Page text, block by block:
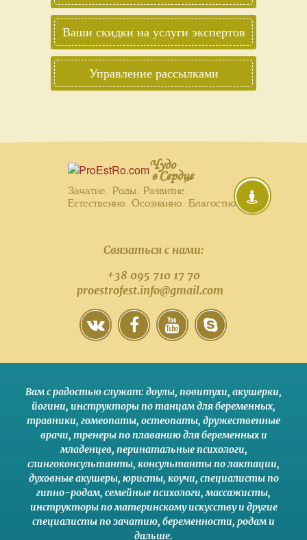
Ваши скидки на услуги экспертов
Управление рассылками
Чудо
в Сердце
Зачатие. Роды. Развитие.
Естественно. Осознанно. Благостно.
Связаться с нами:
+38 095 710 17 70
proestrofest.info@gmail.com
Вам с радостью служат:доулы, повитухи, акушерки,
йогини, инструкторы по танцам для беременных,
травники, гомеопаты, остеопаты, дружественные
врачи, тренеры по плаванию для беременных и
младенцев, перинатальные психологи,
слингоконсультанты, консультанты по лактации,
духовные акушеры, юристы, коучи, специалисты по
гипно-родам, семейные психологи,массажисты,
инструкторы по материнскому искусствуи другие
специалисты по зачатию, беременности, родами
дальше.